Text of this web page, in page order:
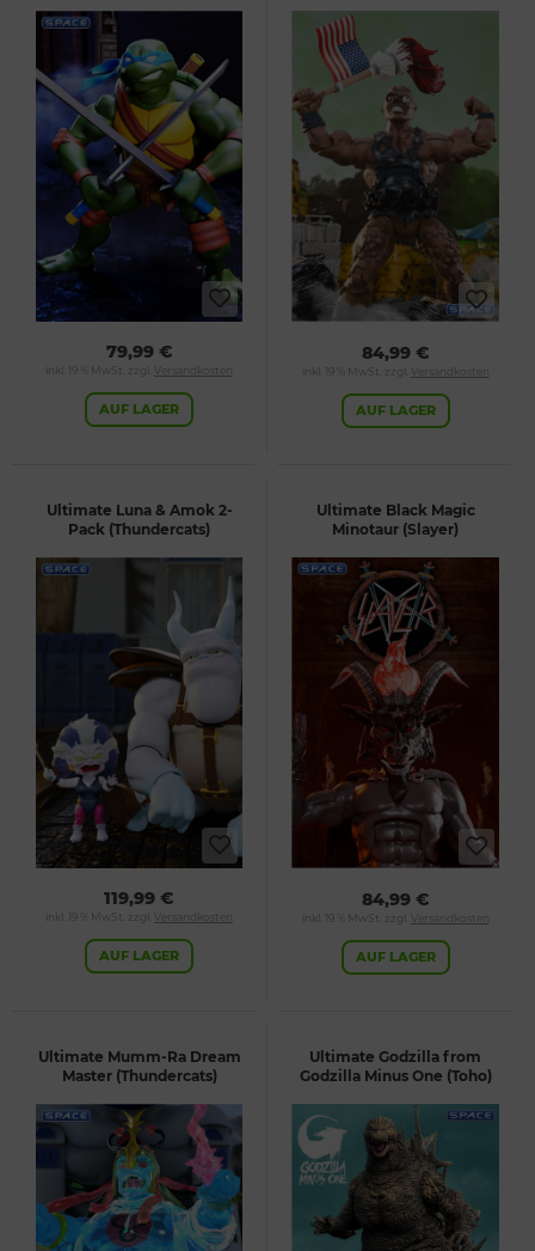
79,99 €
inkl. 19 % MwSt. zzgl. Versandkosten
AUF LAGER
84,99 €
inkl. 19 % MwSt. zzgl. Versandkosten
AUF LAGER
Ultimate Luna & Amok 2-
Pack (Thundercats)
119,99 €
inkl. 19 % MwSt. zzgl. Versandkosten
AUF LAGER
Ultimate Black Magic
Minotaur (Slayer)
84,99 €
inkl. 19 % MwSt. zzgl. Versandkosten
AUF LAGER
Ultimate Mumm-Ra Dream
Master (Thundercats)
Ultimate Godzilla from
Godzilla Minus One (Toho)